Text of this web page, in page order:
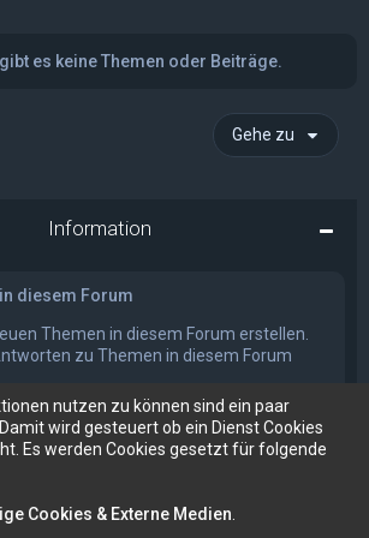
es keine Themen oder Beiträge.
Gehe zu
Information
diesem Forum
Themen in diesem Forum erstellen.
zu Themen in diesem Forum
in diesem Forumnicht ändern.
in diesem Forum nichtlöschen.
in diesem Forum erstellen.
nutzen zu können sind ein paar
wird gesteuert ob ein Dienst Cookies
Es werden Cookies gesetzt für folgende
Cookies & Externe Medien